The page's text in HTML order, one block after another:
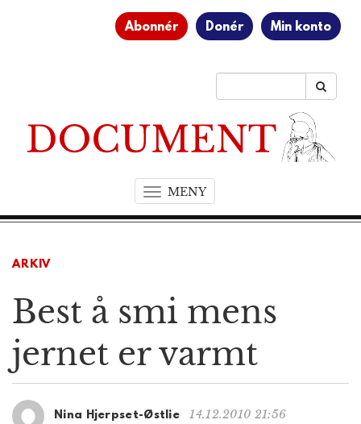
Abonnér Donér Min konto
MENYT
o
a
i
t
ARKIV
Best å smi mens
jernet er varmt
Nina Hjerpset-Østlie 14.12.2010 21:56